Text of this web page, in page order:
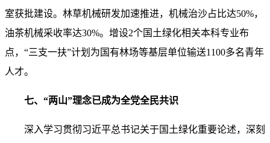
室获批建设。林草机械研发加速推进，机械治沙占比达50%，
油茶机械采收率达30%。增设2个国土绿化相关本科专业布
点，“三支一扶”计划为国有林场等基层单位输送1100多名青年
人才。
七、“两山”理念已成为全党全民共识
深入学习贯彻习近平总书记关于国土绿化重要论述，深刻